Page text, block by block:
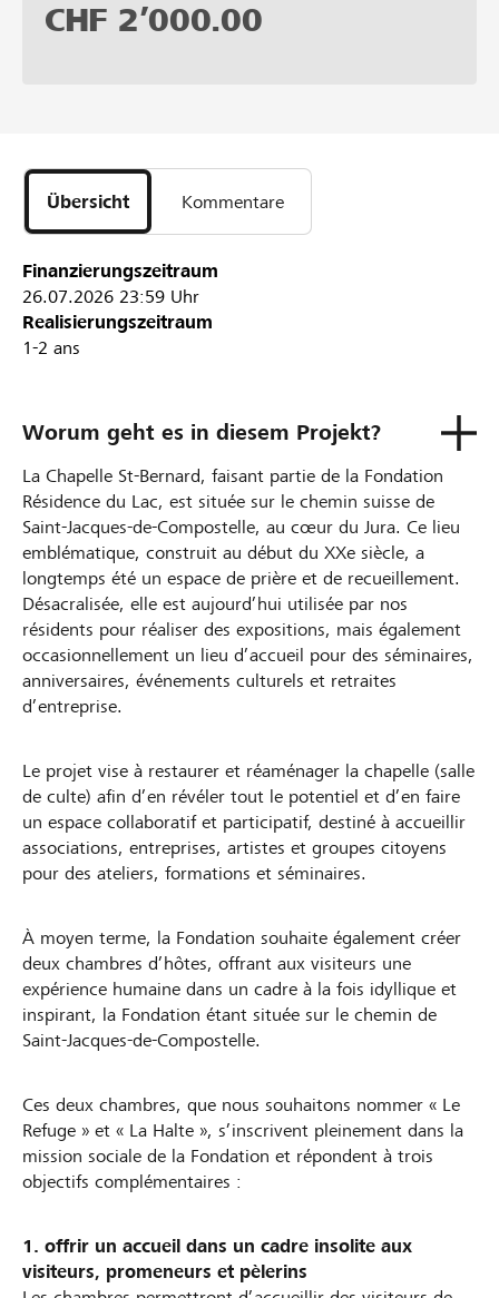
CHF 2’000.00
Übersicht Kommentare
Finanzierungszeitraum
26.07.2026 23:59 Uhr
Realisierungszeitraum
1-2 ans
Worum geht es in diesem Projekt?
La Chapelle St-Bernard, faisant partie de la Fondation
Résidence du Lac, est située sur le chemin suisse de
Saint-Jacques-de-Compostelle, au cœur du Jura. Ce lieu
emblématique, construit au début du XXe siècle, a
longtemps été un espace de prière et de recueillement.
Désacralisée, elle est aujourd’hui utilisée par nos
résidents pour réaliser des expositions, mais également
occasionnellement un lieu d’accueil pour des séminaires,
anniversaires, événements culturels et retraites
d’entreprise.
Le projet vise à restaurer et réaménager la chapelle (salle
de culte) afin d’en révéler tout le potentiel et d’en faire
un espace collaboratif et participatif, destiné à accueillir
associations, entreprises, artistes et groupes citoyens
pour des ateliers, formations et séminaires.
À moyen terme, la Fondation souhaite également créer
deux chambres d’hôtes, offrant aux visiteurs une
expérience humaine dans un cadre à la fois idyllique et
inspirant, la Fondation étant située sur le chemin de
Saint-Jacques-de-Compostelle.
Ces deux chambres, que nous souhaitons nommer « Le
Refuge » et « La Halte », s’inscrivent pleinement dans la
mission sociale de la Fondation et répondent à trois
objectifs complémentaires :
1. offrir un accueil dans un cadre insolite aux
visiteurs, promeneurs et pèlerins